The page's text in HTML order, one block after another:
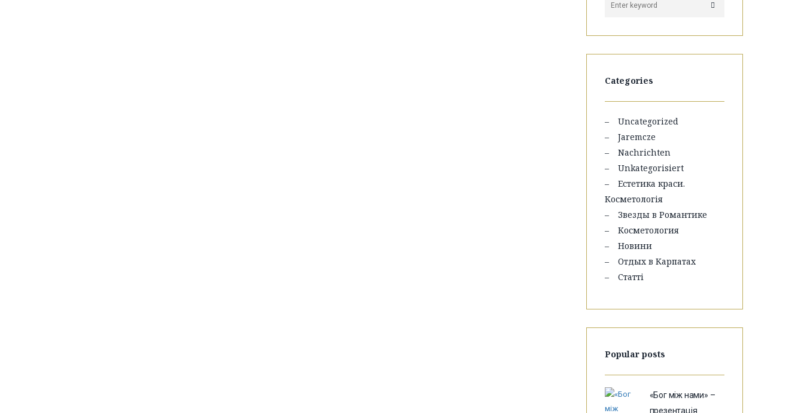
Categories
Uncategorized
Jaremcze
Nachrichten
Unkategorisiert
Естетика краси.
Косметологія
Звезды в Романтике
Косметология
Новини
Отдых в Карпатах
Статті
Popular posts
«Бог між нами» –
презентація